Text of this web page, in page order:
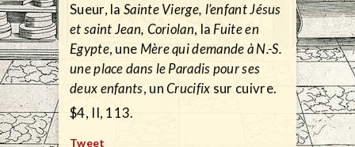
Sueur, la Sainte Vierge, l’enfant Jésus
et saint Jean, Coriolan, laFuite en
Egypte, uneMère qui demande à N.-S.
une place dans le Paradis pour ses
deux enfants, unCrucifix sur cuivre.
$4, II, 113.
Tweet